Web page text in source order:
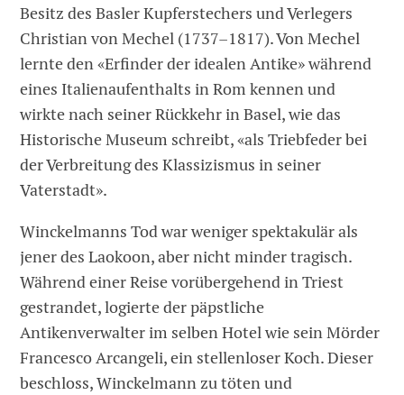
Besitz des Basler Kupferstechers und Verlegers
Christian von Mechel (1737–1817). Von Mechel
lernte den «Erfinder der idealen Antike» während
eines Italienaufenthalts in Rom kennen und
wirkte nach seiner Rückkehr in Basel, wie das
Historische Museum schreibt, «als Triebfeder bei
der Verbreitung des Klassizismus in seiner
Vaterstadt».
Winckelmanns Tod war weniger spektakulär als
jener des Laokoon, aber nicht minder tragisch.
Während einer Reise vorübergehend in Triest
gestrandet, logierte der päpstliche
Antikenverwalter im selben Hotel wie sein Mörder
Francesco Arcangeli, ein stellenloser Koch. Dieser
beschloss, Winckelmann zu töten und